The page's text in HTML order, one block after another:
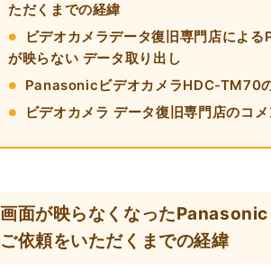
ただくまでの経緯
ビデオカメラデータ復旧専門店によ
が映らない データ取り出し
PanasonicビデオカメラHDC-TM70
ビデオカメラ データ復旧専門店のコメ
画面が映らなくなった
ご依頼をいただくまでの経緯